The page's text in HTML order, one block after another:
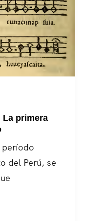
La primera
período
del Perú, se